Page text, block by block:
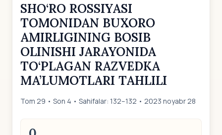
SHO‘RO ROSSIYASI
TOMONIDAN BUXORO
AMIRLIGINING BOSIB
OLINISHI JARAYONIDA
TO‘PLAGAN RAZVEDKA
MA’LUMOTLARI TAHLILI
Tom 29 • Son 4 • Sahifalar: 132–132 • 2023 noyabr 28